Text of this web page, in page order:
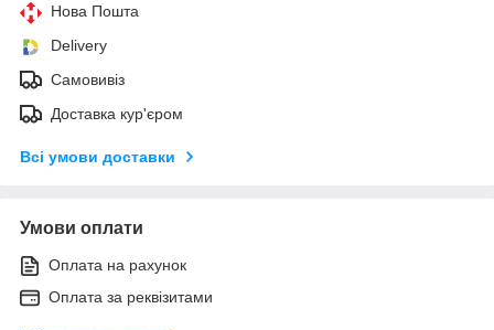
Нова Пошта
Delivery
Самовивіз
Доставка кур'єром
Всі умови доставки
Умови оплати
Оплата на рахунок
Оплата за реквізитами